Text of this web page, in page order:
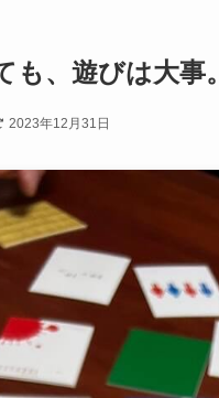
も、遊びは大事。
2023年12月31日